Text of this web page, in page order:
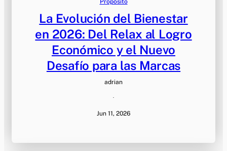
Propósito
La Evolución del Bienestar
en 2026: Del Relax al Logro
Económico y el Nuevo
Desafío para las Marcas
adrian
·
Jun 11, 2026